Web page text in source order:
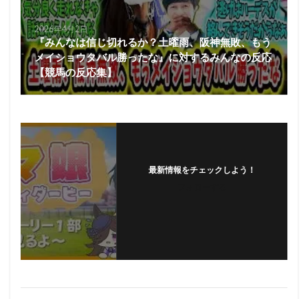
2026年4月2日
『みんなは信じ切れるか？土曜雨、阪神無敗、もう
メイショウタバル勝ったな』に対するみんなの反応
【競馬の反応集】
最新情報をチェックしよう！